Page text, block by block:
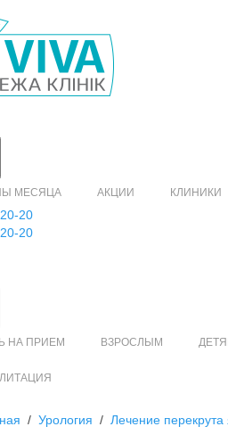
МЕСЯЦА АКЦИИ КЛИНИКИ
20
20
НА ПРИЕМ ВЗРОСЛЫМ
Урология Лечение перекрута